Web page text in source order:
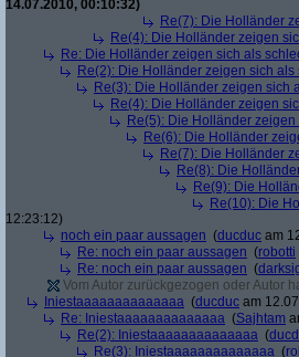
14.07.2010, 00:10:32)
Re(7): Die Holländer
Re(4): Die Holländer zeigen
Re: Die Holländer zeigen sich als
Re(2): Die Holländer zeigen sich als
Re(3): Die Holländer zeigen sich
Re(4): Die Holländer zeigen
Re(5): Die Holländer
Re(6): Die Holländer
Re(7): Die Holländer
Re(8): Die
Re(9): Die
Re(10): Die
12:23:12)
noch ein paar aussagen (ducduc am
Re: noch ein paar aussagen (robotti
Re: noch ein paar aussagen (
Vom Autor zurückgezogen oder Autor
Iniestaaaaaaaaaaaaaa (ducduc am
Re: Iniestaaaaaaaaaaaaaa (Sajhtam
Re(2): Iniestaaaaaaaaaaaaaa (
Re(3): Iniestaaaaaaaaaaaaaa (